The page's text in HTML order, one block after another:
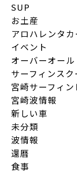
SUP
お土産
アロハレンタカ
イベント
オーバーオール
サーフィンスク
宮崎サーフィ
宮崎波情報
新しい車
未分類
波情報
還暦
食事